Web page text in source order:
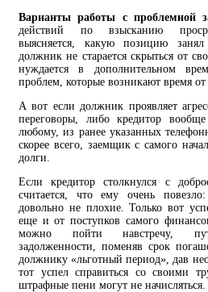
Варианты работы с проблемной
действий по взысканию
выясняется, какую позицию
должник не старается скрыться от
нуждается в дополнительном
проблем, которые возникают время
А вот если должник проявляет
переговоры, либо кредитор
любому, из ранее указанных
скорее всего, заемщик с самого
долги.
Если кредитор столкнулся с
считается, что ему очень
довольно не плохие. Только вот
еще и от поступков самого
можно пойти навстречу,
задолженности, поменяв срок
должнику «льготный период», дав
тот успел справиться со своими
штрафные пени могут не начисляться.